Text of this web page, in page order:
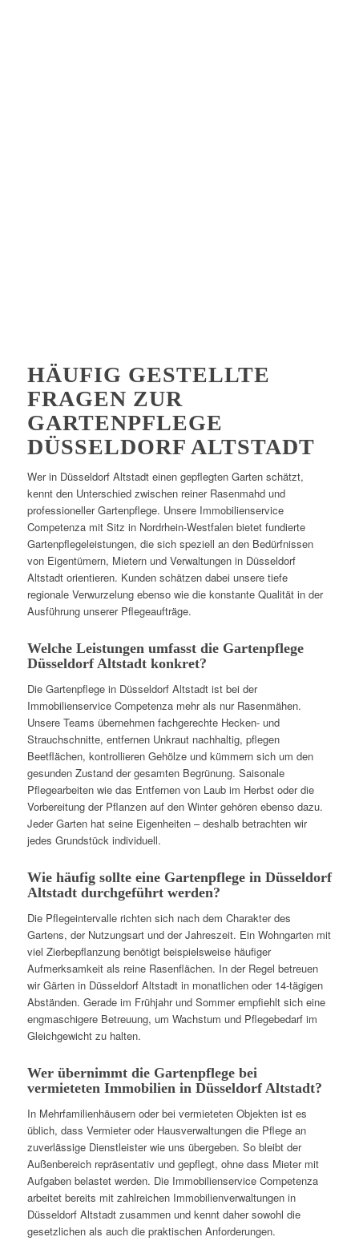
HÄUFIG GESTELLTE
FRAGEN ZUR
GARTENPFLEGE
DÜSSELDORF ALTSTADT
Wer in Düsseldorf Altstadt einen gepflegten Garten schätzt,
kennt den Unterschied zwischen reiner Rasenmahd und
professioneller Gartenpflege. Unsere Immobilienservice
Competenza mit Sitz in Nordrhein-Westfalen bietet fundierte
Gartenpflegeleistungen, die sich speziell an den Bedürfnissen
von Eigentümern, Mietern und Verwaltungen in Düsseldorf
Altstadt orientieren. Kunden schätzen dabei unsere tiefe
regionale Verwurzelung ebenso wie die konstante Qualität in der
Ausführung unserer Pflegeaufträge.
Welche Leistungen umfasst die Gartenpflege
Düsseldorf Altstadt konkret?
Die Gartenpflege in Düsseldorf Altstadt ist bei der
Immobilienservice Competenza mehr als nur Rasenmähen.
Unsere Teams übernehmen fachgerechte Hecken- und
Strauchschnitte, entfernen Unkraut nachhaltig, pflegen
Beetflächen, kontrollieren Gehölze und kümmern sich um den
gesunden Zustand der gesamten Begrünung. Saisonale
Pflegearbeiten wie das Entfernen von Laub im Herbst oder die
Vorbereitung der Pflanzen auf den Winter gehören ebenso dazu.
Jeder Garten hat seine Eigenheiten – deshalb betrachten wir
jedes Grundstück individuell.
Wie häufig sollte eine Gartenpflege in Düsseldorf
Altstadt durchgeführt werden?
Die Pflegeintervalle richten sich nach dem Charakter des
Gartens, der Nutzungsart und der Jahreszeit. Ein Wohngarten mit
viel Zierbepflanzung benötigt beispielsweise häufiger
Aufmerksamkeit als reine Rasenflächen. In der Regel betreuen
wir Gärten in Düsseldorf Altstadt in monatlichen oder 14-tägigen
Abständen. Gerade im Frühjahr und Sommer empfiehlt sich eine
engmaschigere Betreuung, um Wachstum und Pflegebedarf im
Gleichgewicht zu halten.
Wer übernimmt die Gartenpflege bei
vermieteten Immobilien in Düsseldorf Altstadt?
In Mehrfamilienhäusern oder bei vermieteten Objekten ist es
üblich, dass Vermieter oder Hausverwaltungen die Pflege an
zuverlässige Dienstleister wie uns übergeben. So bleibt der
Außenbereich repräsentativ und gepflegt, ohne dass Mieter mit
Aufgaben belastet werden. Die Immobilienservice Competenza
arbeitet bereits mit zahlreichen Immobilienverwaltungen in
Düsseldorf Altstadt zusammen und kennt daher sowohl die
gesetzlichen als auch die praktischen Anforderungen.